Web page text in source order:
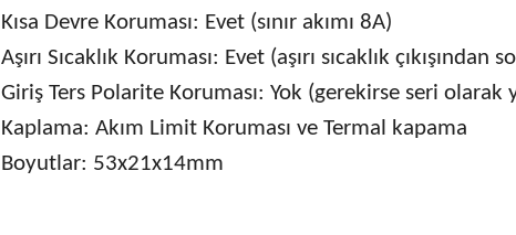
Kısa Devre Koruması: Evet (sınır akımı 8A)
Aşırı Sıcaklık Koruması: Evet (aşırı sıcaklık
Giriş Ters Polarite Koruması: Yok (gerekirse seri
Kaplama: Akım Limit Koruması ve Termal kapama
Boyutlar: 53x21x14mm